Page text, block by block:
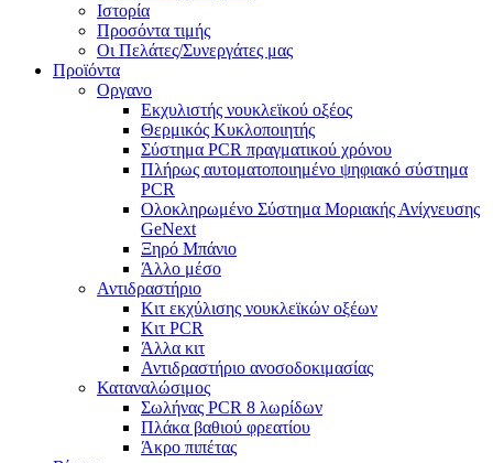
Ιστορία
Προσόντα τιμής
Οι Πελάτες/Συνεργάτες μας
Προϊόντα
Οργανο
Εκχυλιστής νουκλεϊκού οξέος
Θερμικός Κυκλοποιητής
Σύστημα PCR πραγματικού χρόνου
Πλήρως αυτοματοποιημένο ψηφιακό σύστημα
PCR
Ολοκληρωμένο Σύστημα Μοριακής Ανίχνευσης
GeNext
Ξηρό Μπάνιο
Άλλο μέσο
Αντιδραστήριο
Κιτ εκχύλισης νουκλεϊκών οξέων
Κιτ PCR
Άλλα κιτ
Αντιδραστήριο ανοσοδοκιμασίας
Καταναλώσιμος
Σωλήνας PCR 8 λωρίδων
Πλάκα βαθιού φρεατίου
Άκρο πιπέτας